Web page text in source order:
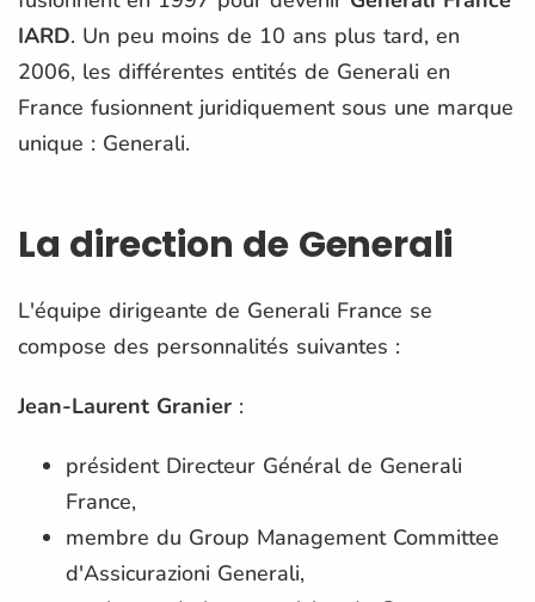
IARD. Un peu moins de 10 ans plus tard, en
2006, les différentes entités de Generali en
France fusionnent juridiquement sous une marque
unique : Generali.
La direction de Generali
L'équipe dirigeante de Generali France se
compose des personnalités suivantes :
Jean-Laurent Granier :
président Directeur Général de Generali
France,
membre du Group Management Committee
d'Assicurazioni Generali,